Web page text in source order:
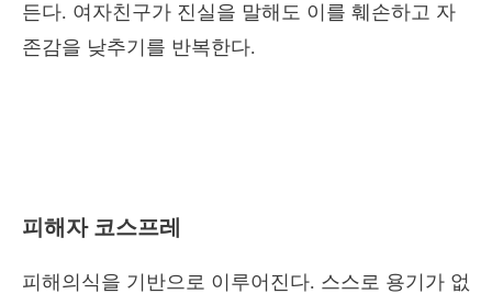
든다. 여자친구가 진실을 말해도 이를 훼손하고 자
존감을 낮추기를 반복한다.
피해자 코스프레
피해의식을 기반으로 이루어진다. 스스로 용기가 없